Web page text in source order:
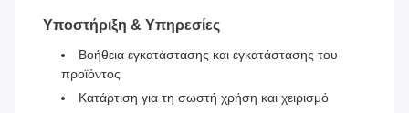
Υποστήριξη & Υπηρεσίες
Βοήθεια εγκατάστασης και εγκατάστασης του
προϊόντος
Κατάρτιση για τη σωστή χρήση και χειρισμό